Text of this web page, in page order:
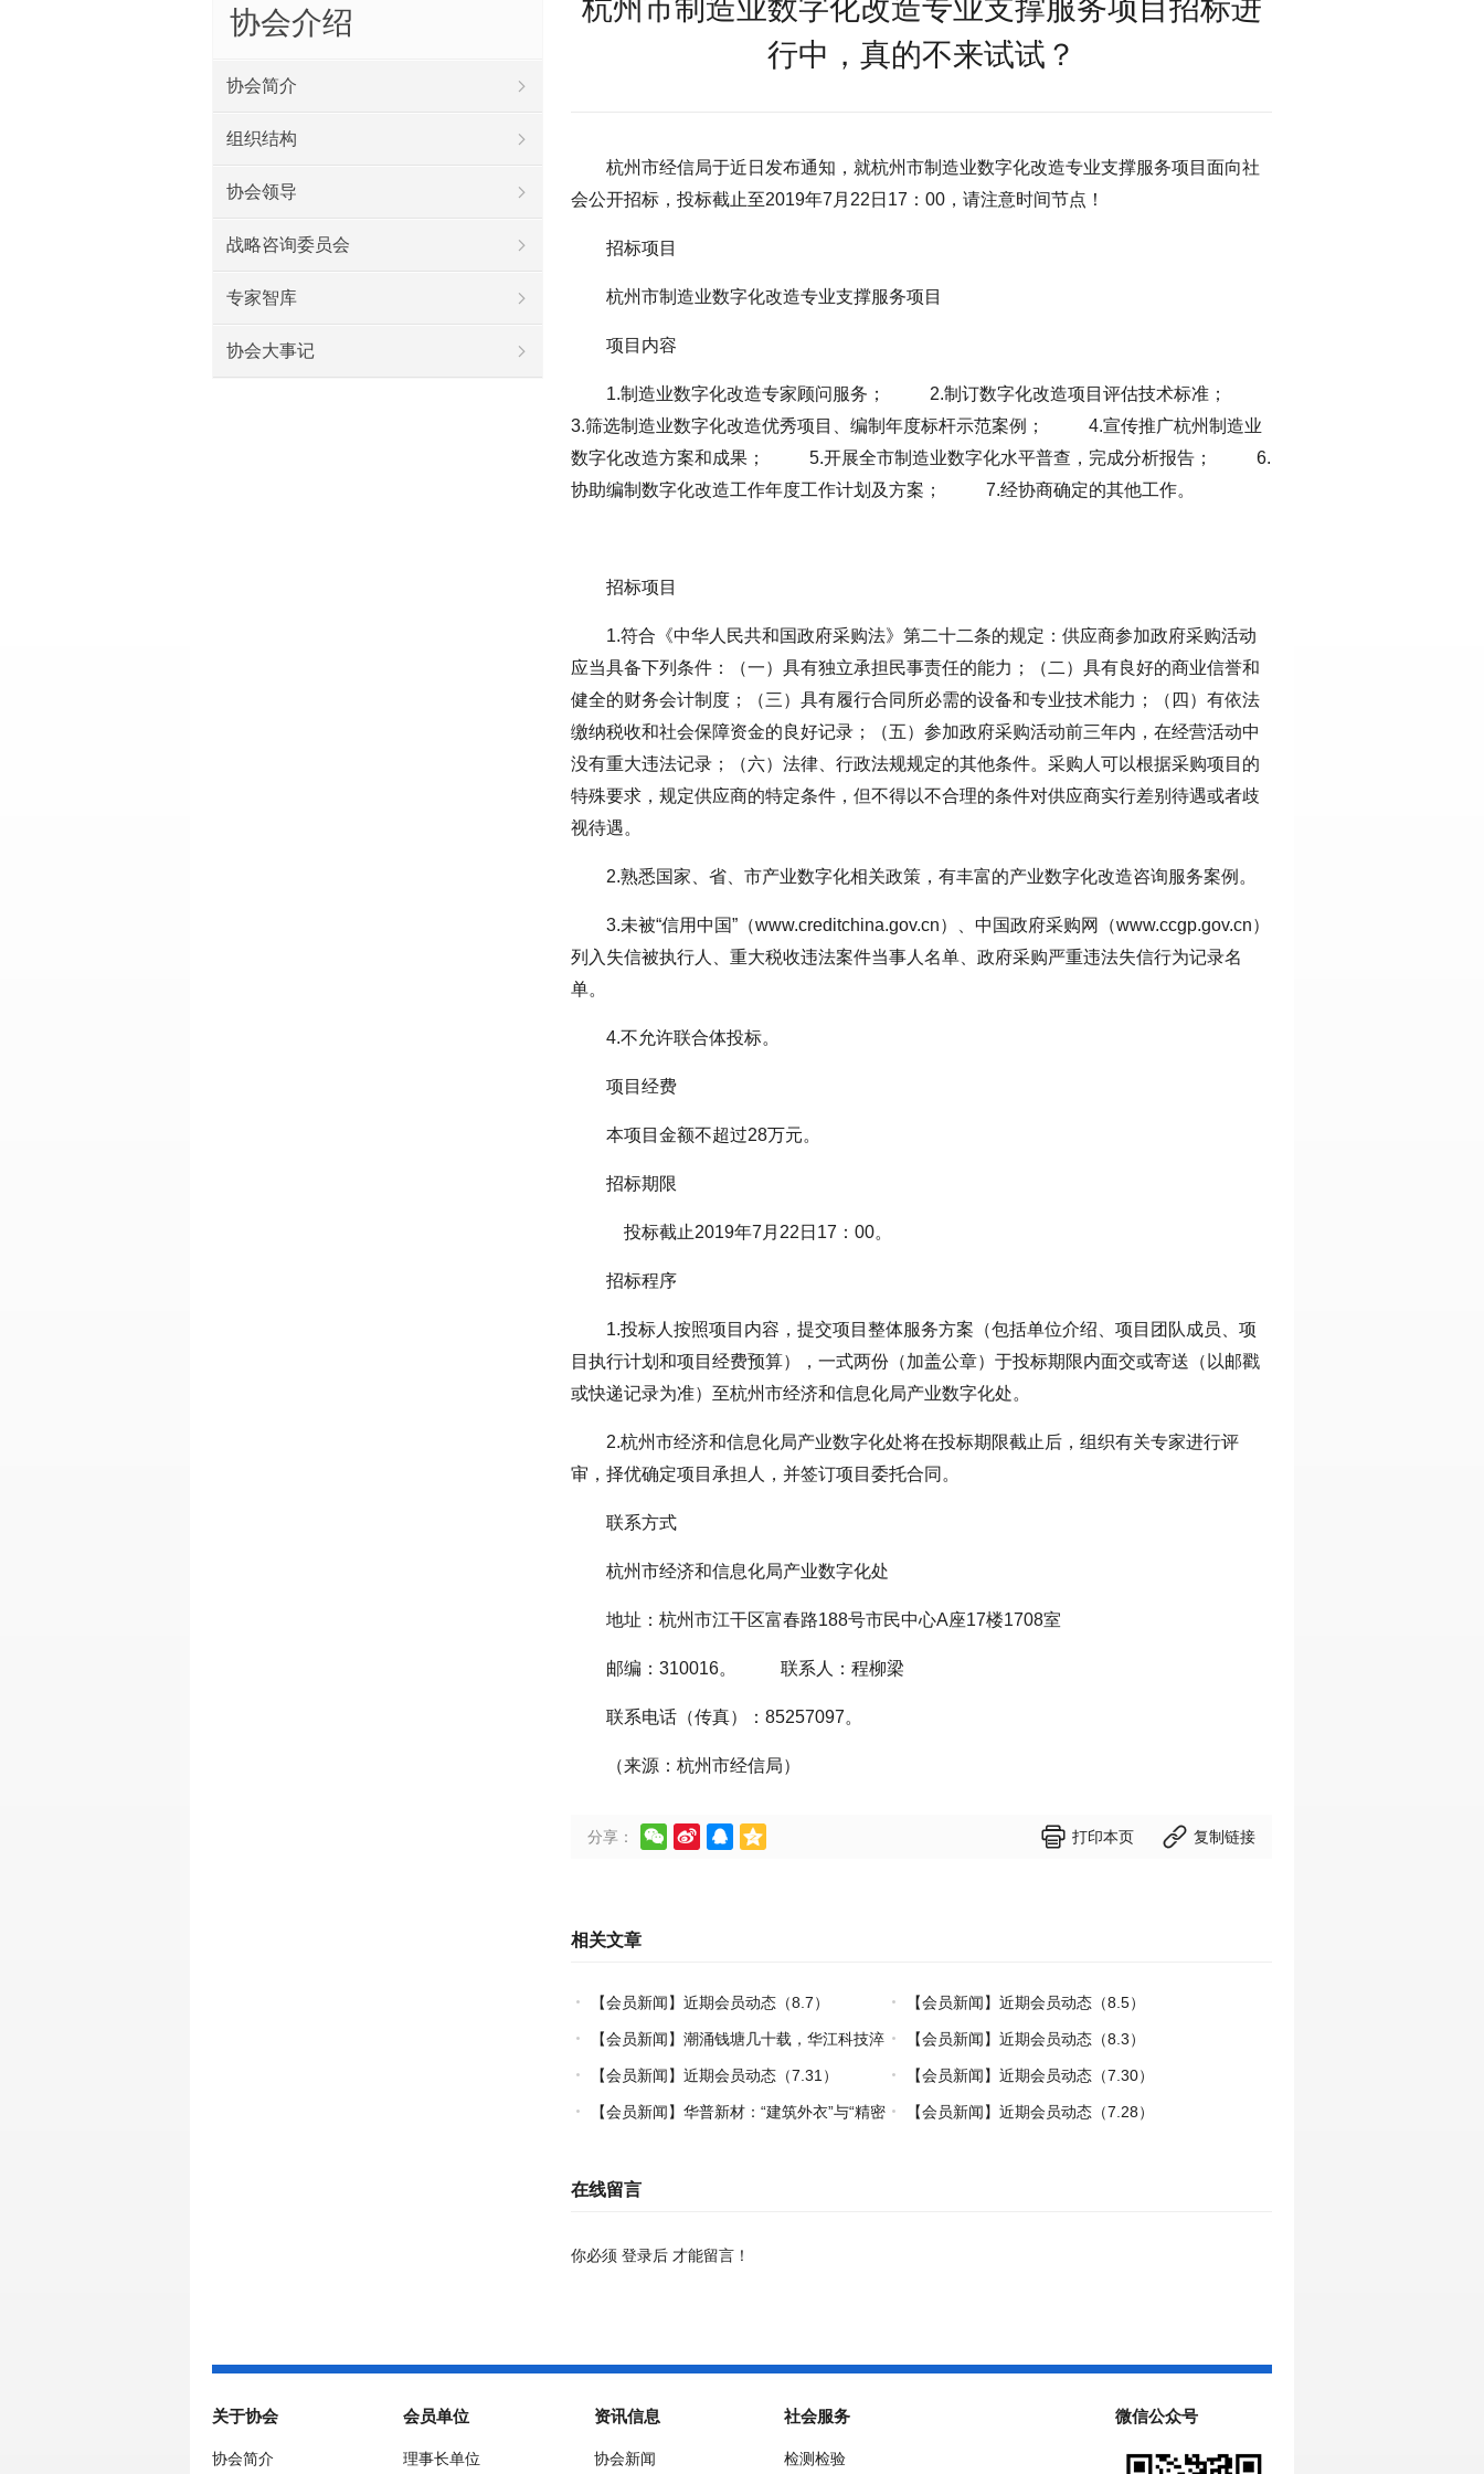
杭州市制造业数字化改造专业支撑服务项目招标进
行中，真的不来试试？
杭州市经信局于近日发布通知，就杭州市制造业数字化改造专业支撑服务项目面向社
会公开招标，投标截止至2019年7月22日17：00，请注意时间节点！
招标项目
杭州市制造业数字化改造专业支撑服务项目
项目内容
1.制造业数字化改造专家顾问服务； 2.制订数字化改造项目评估技术标准；
3.筛选制造业数字化改造优秀项目、编制年度标杆示范案例； 4.宣传推广杭州制造业
数字化改造方案和成果； 5.开展全市制造业数字化水平普查，完成分析报告； 6.
协助编制数字化改造工作年度工作计划及方案； 7.经协商确定的其他工作。
招标项目
1.符合《中华人民共和国政府采购法》第二十二条的规定：供应商参加政府采购活动
应当具备下列条件：（一）具有独立承担民事责任的能力；（二）具有良好的商业信誉和
健全的财务会计制度；（三）具有履行合同所必需的设备和专业技术能力；（四）有依法
缴纳税收和社会保障资金的良好记录；（五）参加政府采购活动前三年内，在经营活动中
没有重大违法记录；（六）法律、行政法规规定的其他条件。采购人可以根据采购项目的
特殊要求，规定供应商的特定条件，但不得以不合理的条件对供应商实行差别待遇或者歧
视待遇。
2.熟悉国家、省、市产业数字化相关政策，有丰富的产业数字化改造咨询服务案例。
3.未被“信用中国”（www.creditchina.gov.cn）、中国政府采购网（www.ccgp.gov.cn）
列入失信被执行人、重大税收违法案件当事人名单、政府采购严重违法失信行为记录名
单。
4.不允许联合体投标。
项目经费
本项目金额不超过28万元。
招标期限
投标截止2019年7月22日17：00。
招标程序
1.投标人按照项目内容，提交项目整体服务方案（包括单位介绍、项目团队成员、项
目执行计划和项目经费预算），一式两份（加盖公章）于投标期限内面交或寄送（以邮戳
或快递记录为准）至杭州市经济和信息化局产业数字化处。
2.杭州市经济和信息化局产业数字化处将在投标期限截止后，组织有关专家进行评
审，择优确定项目承担人，并签订项目委托合同。
联系方式
杭州市经济和信息化局产业数字化处
地址：杭州市江干区富春路188号市民中心A座17楼1708室
邮编：310016。 联系人：程柳梁
联系电话（传真）：85257097。
（来源：杭州市经信局）
分享：      打印本页  复制链接
相关文章
【会员新闻】近期会员动态（8.7） 【会员新闻】近期会员动态（8.5）
【会员新闻】潮涌钱塘几十载，华江科技淬
炼热塑复材中国力量
【会员新闻】近期会员动态（8.3）
【会员新闻】近期会员动态（7.31） 【会员新闻】近期会员动态（7.30）
【会员新闻】华普新材：“建筑外衣”与“精密
【会员新闻】近期会员动态（7.28）
在线留言
你必须 登录后 才能留言！
协会介绍
协会简介
组织结构
协会领导
战略咨询委员会
专家智库
协会大事记
关于协会
协会简介
会员单位
理事长单位
资讯信息
协会新闻
社会服务
检测检验
微信公众号